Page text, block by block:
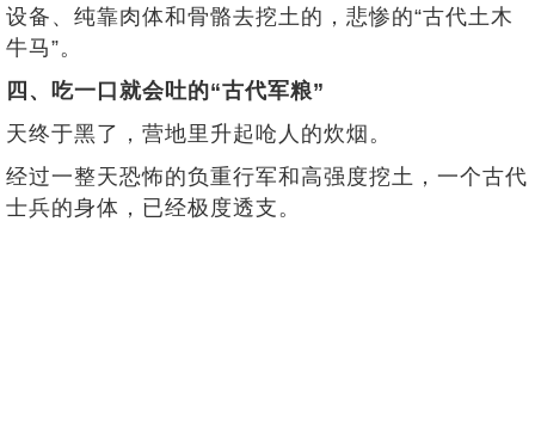
设备、纯靠肉体和骨骼去挖土的，悲惨的“古代土木
牛马”。
四、吃一口就会吐的“古代军粮”
天终于黑了，营地里升起呛人的炊烟。
经过一整天恐怖的负重行军和高强度挖土，一个古代
士兵的身体，已经极度透支。